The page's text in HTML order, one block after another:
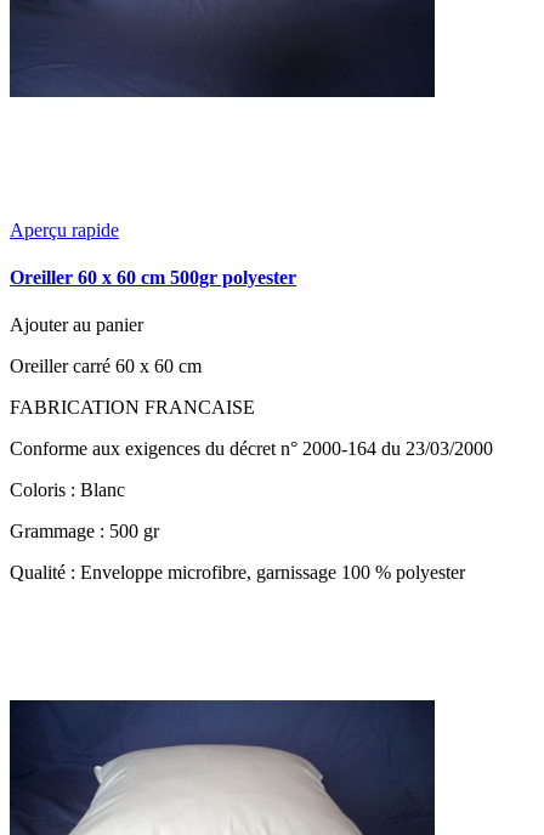
Aperçu rapide
Oreiller 60 x 60 cm 500gr polyester
Ajouter au panier
Oreiller carré 60 x 60 cm
FABRICATION FRANCAISE
Conforme aux exigences du décret n° 2000-164 du 23/03/2000
Coloris : Blanc
Grammage : 500 gr
Qualité : Enveloppe microfibre, garnissage 100 % polyester